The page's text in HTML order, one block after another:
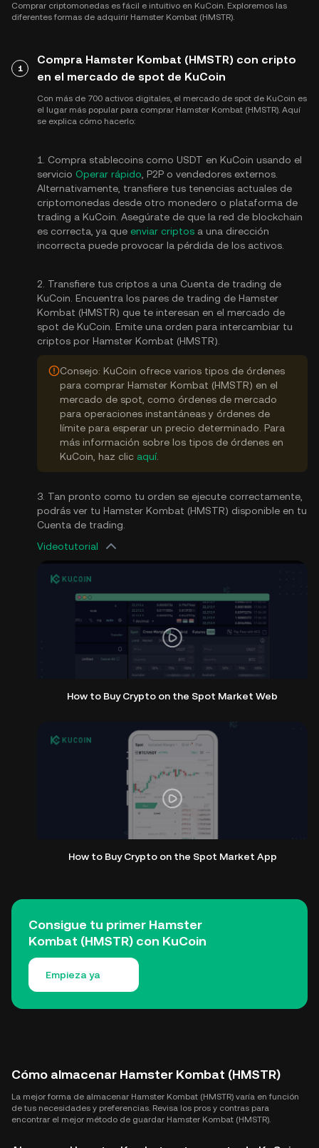
Comprar criptomonedas es fácil e intuitivo en KuCoin. Exploremos las
diferentes formas de adquirir Hamster Kombat (HMSTR).
1
Compra Hamster Kombat (HMSTR) con cripto
en el mercado de spot de KuCoin
Con más de 700 activos digitales, el mercado de spot de KuCoin es
el lugar más popular para comprar Hamster Kombat (HMSTR). Aquí
se explica cómo hacerlo:
1. Compra stablecoins como USDT en KuCoin usando el
servicio Operar rápido , P2P o vendedores externos.
Alternativamente, transfiere tus tenencias actuales de
criptomonedas desde otro monedero o plataforma de
trading a KuCoin. Asegúrate de que la red de blockchain
es correcta, ya que enviar criptos a una dirección
incorrecta puede provocar la pérdida de los activos.
2. Transfiere tus criptos a una Cuenta de trading de
KuCoin. Encuentra los pares de trading de Hamster
Kombat (HMSTR) que te interesan en el mercado de
spot de KuCoin. Emite una orden para intercambiar tu
criptos por Hamster Kombat (HMSTR).
Consejo: KuCoin ofrece varios tipos de órdenes
para comprar Hamster Kombat (HMSTR) en el
mercado de spot, como órdenes de mercado
para operaciones instantáneas y órdenes de
límite para esperar un precio determinado. Para
más información sobre los tipos de órdenes en
KuCoin, haz clic aquí.
3. Tan pronto como tu orden se ejecute correctamente,
podrás ver tu Hamster Kombat (HMSTR) disponible en tu
Cuenta de trading.
Videotutorial
How to Buy Crypto on the Spot Market Web
How to Buy Crypto on the Spot Market App
Consigue tu primer Hamster
Kombat (HMSTR) con KuCoin
Empieza ya
Cómo almacenar Hamster Kombat (HMSTR)
La mejor forma de almacenar Hamster Kombat (HMSTR) varía en función
de tus necesidades y preferencias. Revisa los pros y contras para
encontrar el mejor método de guardar Hamster Kombat (HMSTR).